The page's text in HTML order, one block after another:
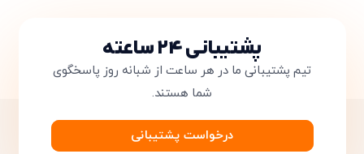
پشتیبانی ۲۴ ساعته
تیم پشتیبانی ما در هر ساعت از شبانه روز پاسخگوی
شما هستند.
درخواست پشتیبانی